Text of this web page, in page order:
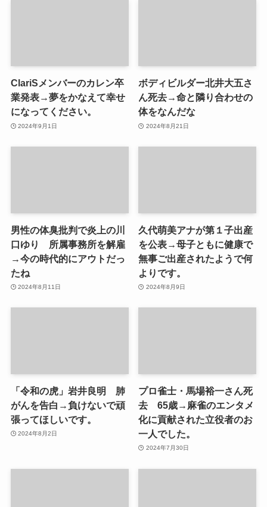
ClariSメンバーのカレン卒
業発表→夢をかなえて幸せ
になってください。
2024年9月1日
ボディビルダー北井大五さ
ん死去→命と隣り合わせの
体をなんだな
2024年8月21日
男性の体臭批判で炎上の川
口ゆり 所属事務所を解雇
→今の時代的にアウトだっ
たね
2024年8月11日
久代萌美アナが第１子出産
を公表→母子ともに健康で
無事ご出産されたようで何
よりです。
2024年8月9日
「令和の虎」岩井良明 肺
がんを告白→負けないで頑
張ってほしいです。
2024年8月2日
プロ雀士・馬場裕一さん死
去 65歳→麻雀のエンタメ
化に貢献された立役者のお
一人でした。
2024年7月30日